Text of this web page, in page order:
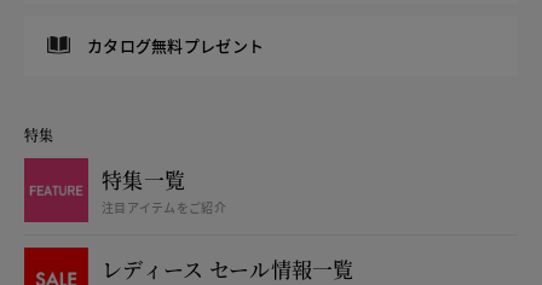
カタログ無料プレゼント
特集
特集一覧
注目アイテムをご紹介
レディース セール情報一覧